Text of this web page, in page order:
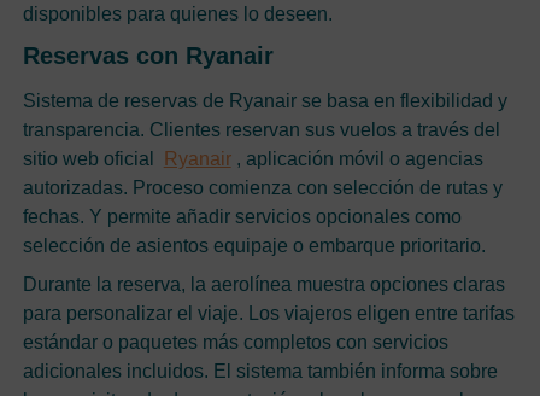
disponibles para quienes lo deseen.
Reservas con Ryanair
Sistema de reservas de Ryanair se basa en flexibilidad y
transparencia. Clientes reservan sus vuelos a través del
sitio web oficial
Ryanair , aplicación móvil o agencias
autorizadas. Proceso comienza con selección de rutas y
fechas. Y permite añadir servicios opcionales como
selección de asientos equipaje o embarque prioritario.
Durante la reserva, la aerolínea muestra opciones claras
para personalizar el viaje. Los viajeros eligen entre tarifas
estándar o paquetes más completos con servicios
adicionales incluidos. El sistema también informa sobre